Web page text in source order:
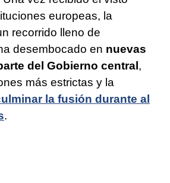
europeas, la
recorrido lleno de
desembocado en nuevas
del Gobierno central,
más estrictas y la
la fusión durante al
.